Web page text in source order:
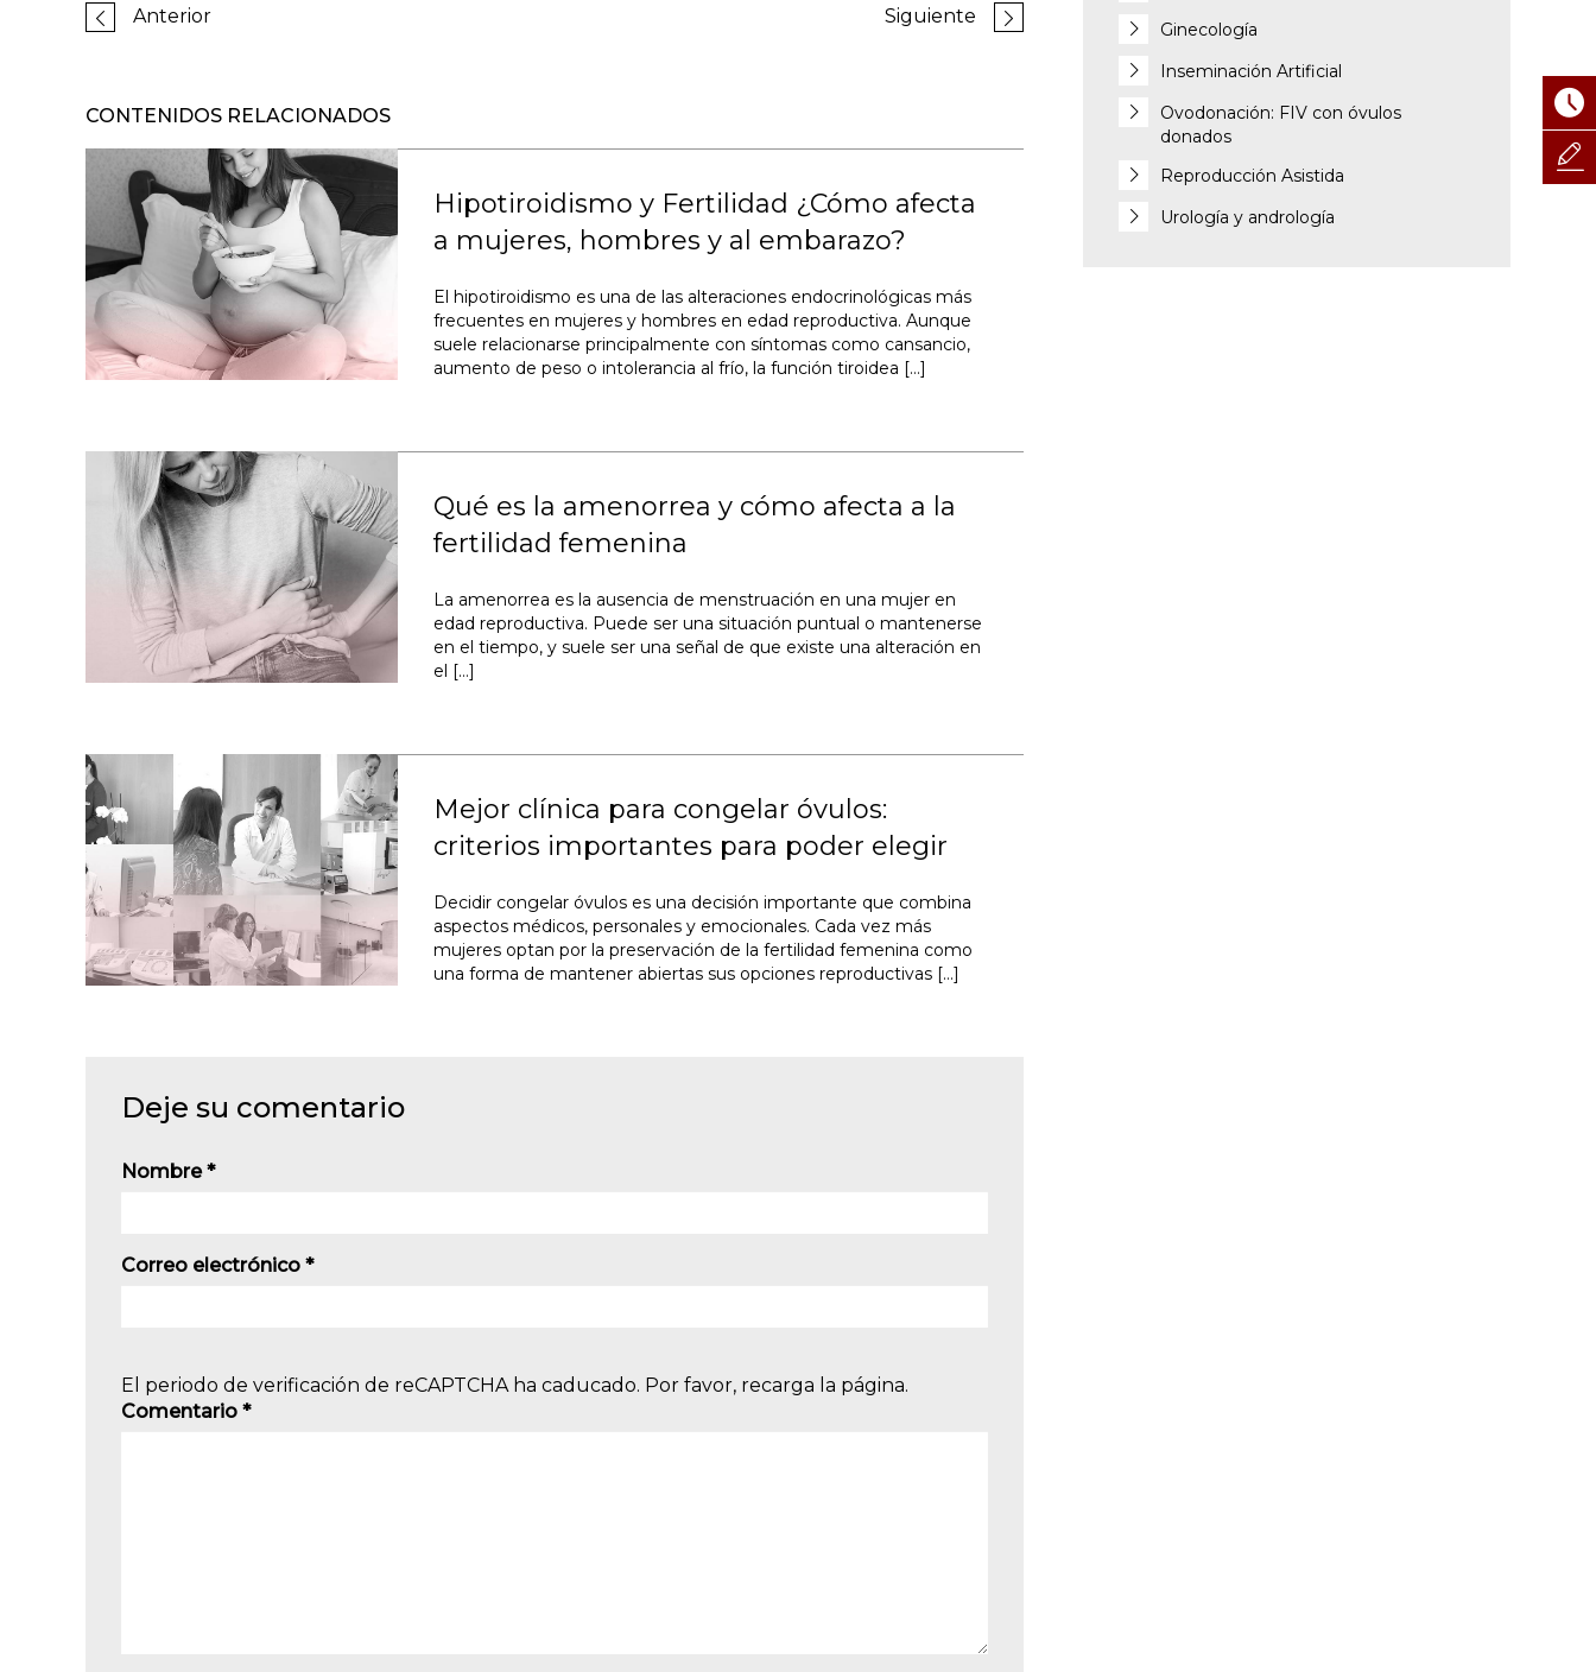
Anterior Siguiente
CONTENIDOS RELACIONADOS
Hipotiroidismo y Fertilidad ¿Cómo afecta
a mujeres, hombres y al embarazo?
El hipotiroidismo es una de las alteraciones endocrinológicas más
frecuentes en mujeres y hombres en edad reproductiva. Aunque
suele relacionarse principalmente con síntomas como cansancio,
aumento de peso o intolerancia al frío, la función tiroidea […]
Qué es la amenorrea y cómo afecta a la
fertilidad femenina
La amenorrea es la ausencia de menstruación en una mujer en
edad reproductiva. Puede ser una situación puntual o mantenerse
en el tiempo, y suele ser una señal de que existe una alteración en
el […]
Mejor clínica para congelar óvulos:
criterios importantes para poder elegir
Decidir congelar óvulos es una decisión importante que combina
aspectos médicos, personales y emocionales. Cada vez más
mujeres optan por la preservación de la fertilidad femenina como
una forma de mantener abiertas sus opciones reproductivas […]
Deje su comentario
Nombre*
Correo electrónico *
El periodo de verificación de reCAPTCHA ha caducado. Por favor, recarga la página.
Comentario *
Ginecología
Inseminación Artificial
Ovodonación: FIV con óvulos
donados
Reproducción Asistida
Urología y andrología